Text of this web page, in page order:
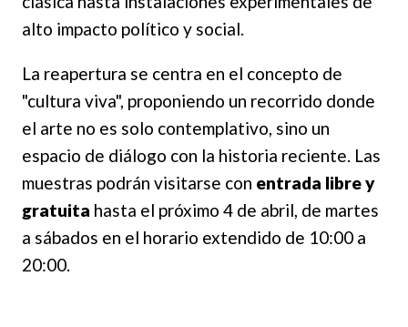
alto impacto político y social.
La reapertura se centra en el concepto de
"cultura viva", proponiendo un recorrido donde
el arte no es solo contemplativo, sino un
espacio de diálogo con la historia reciente. Las
muestras podrán visitarse con entrada libre y
gratuita hasta el próximo 4 de abril, de martes
a sábados en el horario extendido de 10:00 a
20:00.